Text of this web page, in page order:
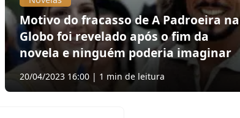
Motivo do fracasso de A Padroeira na
Globo foi revelado após o fim da
novela e ninguém poderia imaginar
20/04/2023 16:00 | 1 min de leitura